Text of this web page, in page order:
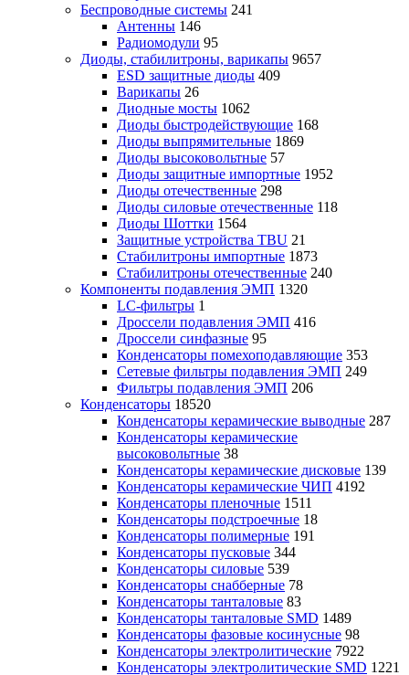
Беспроводные системы 241
Антенны 146
Радиомодули 95
Диоды, стабилитроны, варикапы 9657
ESD защитные диоды 409
Варикапы 26
Диодные мосты 1062
Диоды быстродействующие 168
Диоды выпрямительные 1869
Диоды высоковольтные 57
Диоды защитные импортные 1952
Диоды отечественные 298
Диоды силовые отечественные 118
Диоды Шоттки 1564
Защитные устройства TBU 21
Стабилитроны импортные 1873
Стабилитроны отечественные 240
Компоненты подавления ЭМП 1320
LC-фильтры 1
Дроссели подавления ЭМП 416
Дроссели синфазные 95
Конденсаторы помехоподавляющие 353
Сетевые фильтры подавления ЭМП 249
Фильтры подавления ЭМП 206
Конденсаторы 18520
Конденсаторы керамические выводные 287
Конденсаторы керамические
высоковольтные 38
Конденсаторы керамические дисковые 139
Конденсаторы керамические ЧИП 4192
Конденсаторы пленочные 1511
Конденсаторы подстроечные 18
Конденсаторы полимерные 191
Конденсаторы пусковые 344
Конденсаторы силовые 539
Конденсаторы снабберные 78
Конденсаторы танталовые 83
Конденсаторы танталовые SMD 1489
Конденсаторы фазовые косинусные 98
Конденсаторы электролитические 7922
Конденсаторы электролитические SMD 1221